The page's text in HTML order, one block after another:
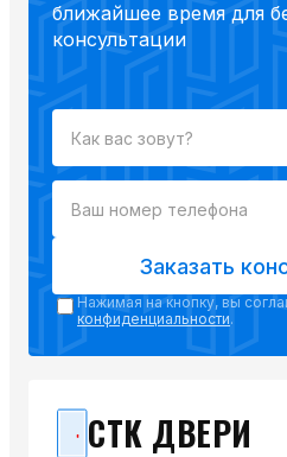
ближайшее время для
консультации
Заказать
Нажимая на кнопку, вы
конфиденциальности.
СТК ДВЕРИ